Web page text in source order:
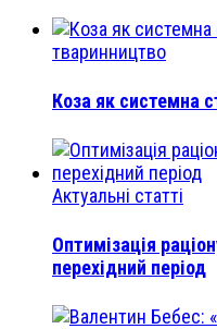
тваринництво
Коза як системна
Актуальні статті
Оптимізація
перехідний період